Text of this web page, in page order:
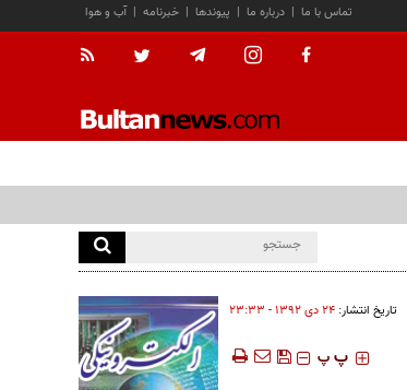
آب و هوا | خبرنامه | پیوندها | درباره ما | تماس با ما
تاریخ انتشار: ۲۴ دی ۱۳۹۲ - ۲۳:۳۳
‍‍‍ پ پ